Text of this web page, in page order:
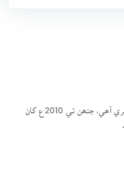
سنڌسلامت ڪتاب گهر ھڪ آن لائين لائبريري آھي، جنھن تي 2010ع کان